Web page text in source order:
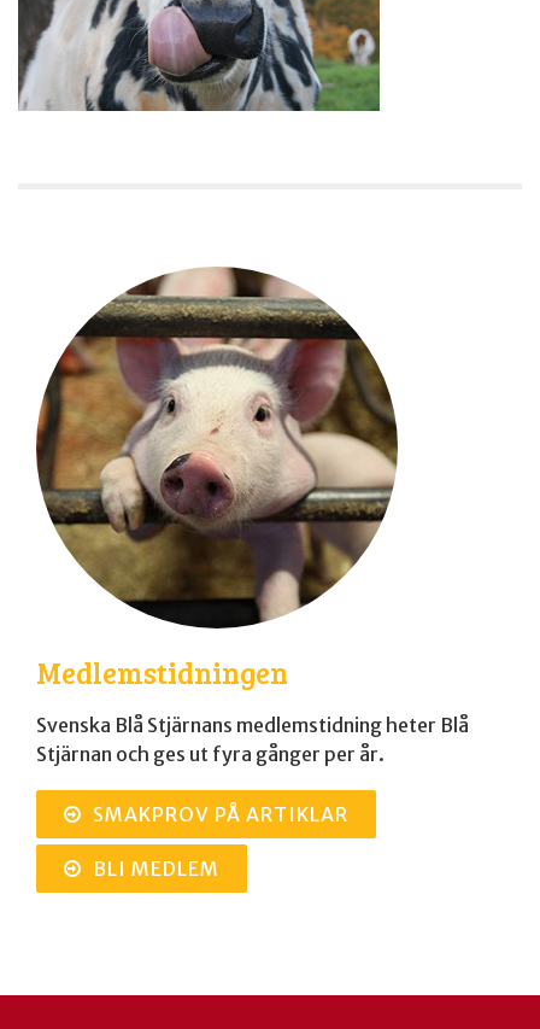
Medlemstidningen
Svenska Blå Stjärnans medlemstidning heter Blå
Stjärnan och ges ut fyra gånger per år.
SMAKPROV PÅ ARTIKLAR
BLI MEDLEM